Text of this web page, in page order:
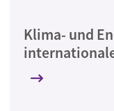
Klima- und